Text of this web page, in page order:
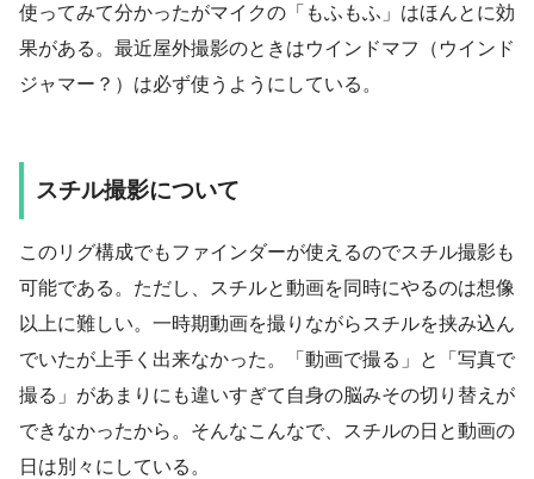
使ってみて分かったがマイクの「もふもふ」はほんとに効
果がある。最近屋外撮影のときはウインドマフ（ウインド
ジャマー？）は必ず使うようにしている。
スチル撮影について
このリグ構成でもファインダーが使えるのでスチル撮影も
可能である。ただし、スチルと動画を同時にやるのは想像
以上に難しい。一時期動画を撮りながらスチルを挟み込ん
でいたが上手く出来なかった。「動画で撮る」と「写真で
撮る」があまりにも違いすぎて自身の脳みその切り替えが
できなかったから。そんなこんなで、スチルの日と動画の
日は別々にしている。